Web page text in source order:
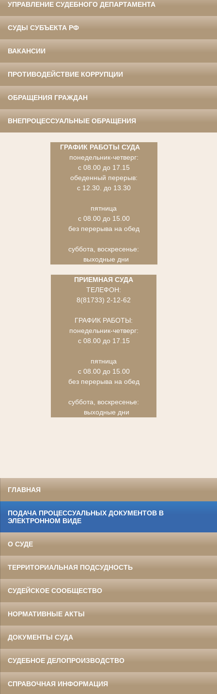
УПРАВЛЕНИЕ СУДЕБНОГО ДЕПАРТАМЕНТА
СУДЫ СУБЪЕКТА РФ
ВАКАНСИИ
ПРОТИВОДЕЙСТВИЕ КОРРУПЦИИ
ОБРАЩЕНИЯ ГРАЖДАН
ВНЕПРОЦЕССУАЛЬНЫЕ ОБРАЩЕНИЯ
ГРАФИК РАБОТЫ СУДА
понедельник-четверг:
с 08.00 до 17.15
обеденный перерыв:
с 12.30. до 13.30
пятница
с 08.00 до 15.00
без перерыва на обед
суббота, воскресенье:
выходные дни
ПРИЕМНАЯ СУДА
ТЕЛЕФОН:
8(81733) 2-12-62
ГРАФИК РАБОТЫ:
понедельник-четверг:
с 08.00 до 17.15
пятница
с 08.00 до 15.00
без перерыва на обед
суббота, воскресенье:
выходные дни
ГЛАВНАЯ
ПОДАЧА ПРОЦЕССУАЛЬНЫХ ДОКУМЕНТОВ В
ЭЛЕКТРОННОМ ВИДЕ
О СУДЕ
ТЕРРИТОРИАЛЬНАЯ ПОДСУДНОСТЬ
СУДЕЙСКОЕ СООБЩЕСТВО
НОРМАТИВНЫЕ АКТЫ
ДОКУМЕНТЫ СУДА
СУДЕБНОЕ ДЕЛОПРОИЗВОДСТВО
СПРАВОЧНАЯ ИНФОРМАЦИЯ